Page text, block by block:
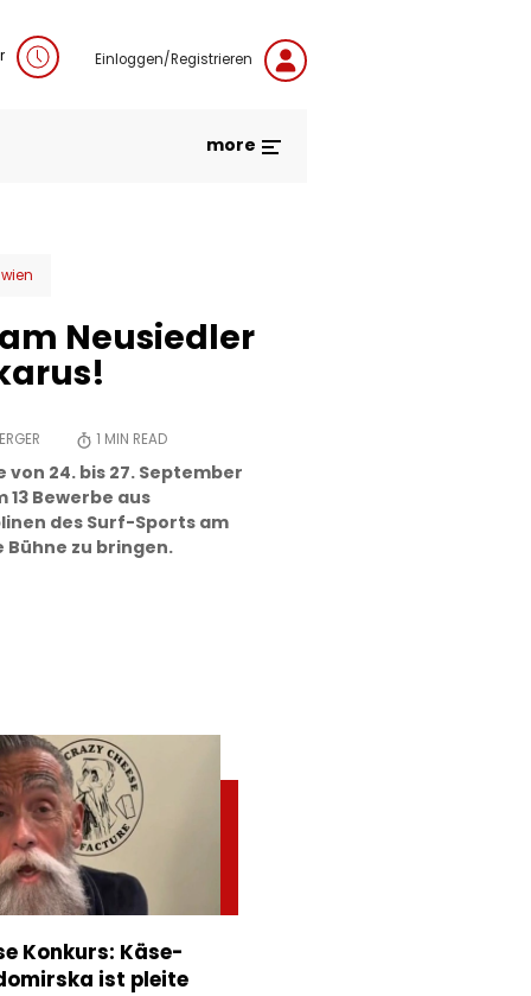
Einloggen/Registrieren
more
wien
Neusiedler
1 MIN READ
24. bis 27. September
Bewerbe aus
des Surf-Sports am
Bühne zu bringen.
Konkurs: Käse-
ist pleite